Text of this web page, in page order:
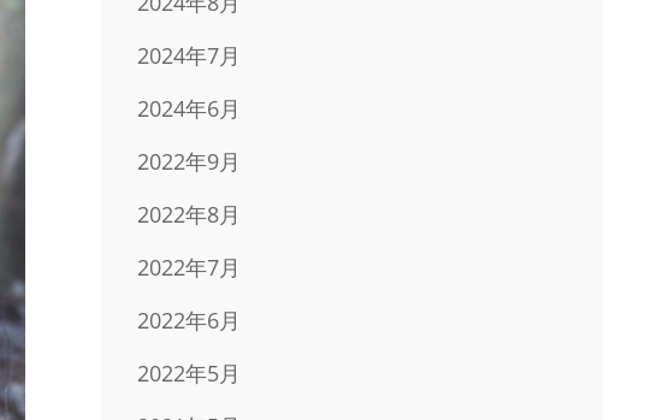
2024年7月
2024年6月
2022年9月
2022年8月
2022年7月
2022年6月
2022年5月